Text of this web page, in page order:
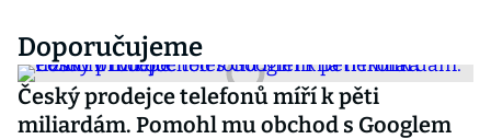
Doporučujeme
Český prodejce telefonů míří k pěti
miliardám. Pomohl mu obchod s Googlem